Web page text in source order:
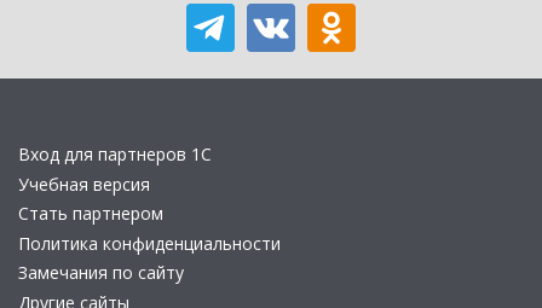
Вход для партнеров 1С
Учебная версия
Стать партнером
Политика конфиденциальности
Замечания по сайту
Другие сайты